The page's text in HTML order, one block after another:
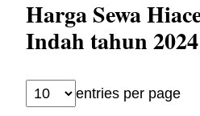
Harga Sewa
Indah tahun 2024
entries per page